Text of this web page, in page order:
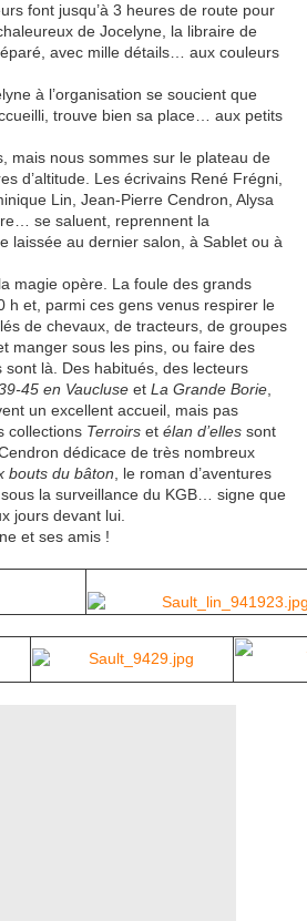
font jusqu’à 3 heures de route pour
de Jocelyne, la libraire de
avec mille détails… aux couleurs
à l’organisation se soucient que
trouve bien sa place… aux petits
mais nous sommes sur le plateau de
d’altitude. Les écrivains René Frégni,
Lin, Jean-Pierre Cendron, Alysa
se saluent, reprennent la
laissée au dernier salon, à Sablet ou à
magie opère. La foule des grands
h et, parmi ces gens venus respirer le
de chevaux, de tracteurs, de groupes
manger sous les pins, ou faire des
là. Des habitués, des lecteurs
45 en Vaucluse et La Grande Borie
un excellent accueil, mais pas
collections Terroirs et élan d’elles sont
dédicace de très nombreux
bouts du bâton , le roman d’aventures
la surveillance du KGB… signe que
jours devant lui.
et ses amis !